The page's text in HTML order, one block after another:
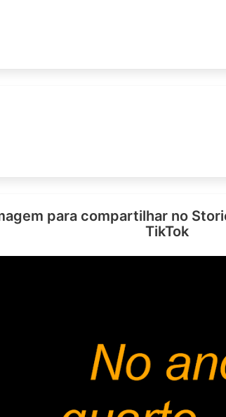
para compartilhar no
TikTok